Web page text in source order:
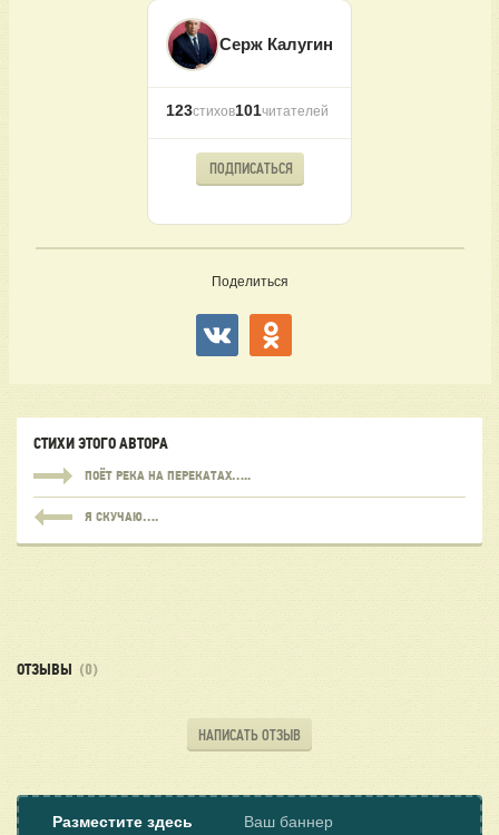
Серж Калугин
123стихов101читателей
ПОДПИСАТЬСЯ
Поделиться
СТИХИ ЭТОГО АВТОРА
ПОЁТ РЕКА НА ПЕРЕКАТАХ…..
Я СКУЧАЮ….
ОТЗЫВЫ (0)
НАПИСАТЬ ОТЗЫВ
Разместите здесь Ваш баннер